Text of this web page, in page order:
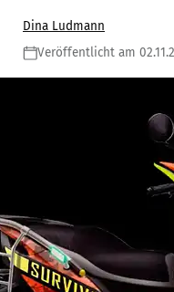
Dina Ludmann
Veröffentlicht am